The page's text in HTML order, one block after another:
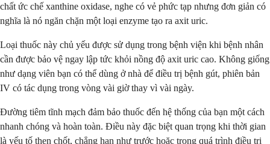
chất ức chế xanthine oxidase, nghe có vẻ phức tạp nhưng đơn giản có
nghĩa là nó ngăn chặn một loại enzyme tạo ra axit uric.
Loại thuốc này chủ yếu được sử dụng trong bệnh viện khi bệnh nhân
cần được bảo vệ ngay lập tức khỏi nồng độ axit uric cao. Không giống
như dạng viên bạn có thể dùng ở nhà để điều trị bệnh gút, phiên bản
IV có tác dụng trong vòng vài giờ thay vì vài ngày.
Đường tiêm tĩnh mạch đảm bảo thuốc đến hệ thống của bạn một cách
nhanh chóng và hoàn toàn. Điều này đặc biệt quan trọng khi thời gian
là yếu tố then chốt, chẳng hạn như trước hoặc trong quá trình điều trị